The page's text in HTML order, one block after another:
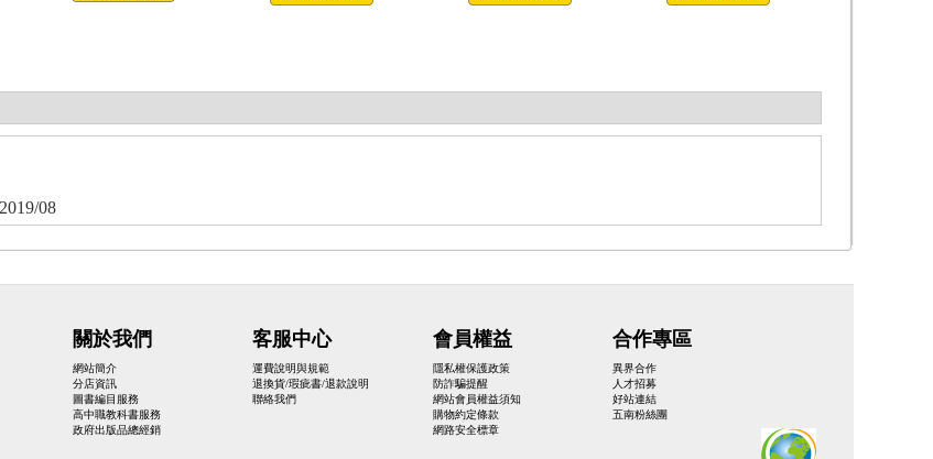
08
關於我們
網站簡介
分店資訊
圖書編目服務
高中職教科書服務
政府出版品總經銷
客服中心
運費說明與規範
退換貨/瑕疵書/退款說明
聯絡我們
會員權益
隱私權保護政策
防詐騙提醒
網站會員權益須知
購物約定條款
網路安全標章
合作專區
異界合作
人才招募
好站連結
五南粉絲團